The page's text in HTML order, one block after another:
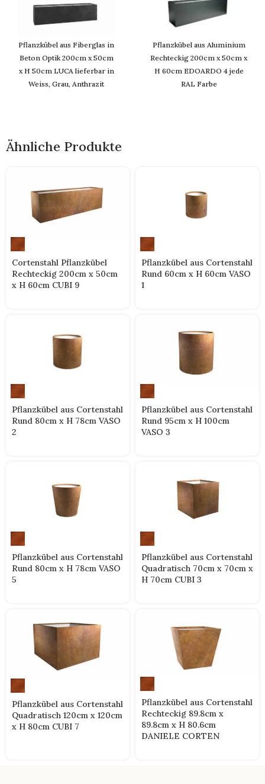
Pflanzkübel aus Fiberglas in
Beton Optik 200cm x 50cm
x H 50cm LUCA lieferbar in
Weiss, Grau, Anthrazit
Pflanzkübel aus Aluminium
Rechteckig 200cm x 50cm x
H 60cm EDOARDO 4 jede
RAL Farbe
Ähnliche Produkte
Cortenstahl Pflanzkübel
Rechteckig 200cm x 50cm
x H 60cm CUBI 9
Pflanzkübel aus Cortenstahl
Rund 60cm x H 60cm VASO
1
Pflanzkübel aus Cortenstahl
Rund 80cm x H 78cm VASO
2
Pflanzkübel aus Cortenstahl
Rund 95cm x H 100cm
VASO 3
Pflanzkübel aus Cortenstahl
Rund 80cm x H 78cm VASO
5
Pflanzkübel aus Cortenstahl
Quadratisch 70cm x 70cm x
H 70cm CUBI 3
Pflanzkübel aus Cortenstahl
Quadratisch 120cm x 120cm
x H 80cm CUBI 7
Pflanzkübel aus Cortenstahl
Rechteckig 89.8cm x
89.8cm x H 80.6cm
DANIELE CORTEN